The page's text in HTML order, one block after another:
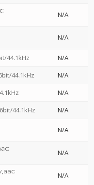
N/A
N/A
44.1kHz
N/A
44.1kHz
N/A
N/A
44.1kHz N/A
N/A
N/A
N/A